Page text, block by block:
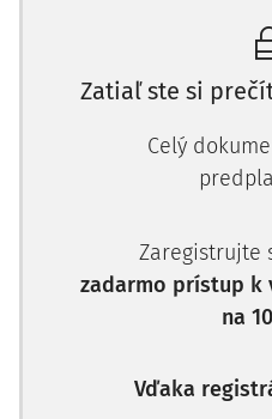
Zatiaľ ste si
Celý
Zaregistrujte
zadarmo prístup k
na
Vďaka